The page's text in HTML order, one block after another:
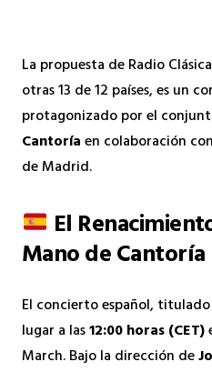
La propuesta de Radio
otras 13 de 12 países, es un
protagonizado por el
Cantoríaen colaboración
de Madrid.
El
Mano de Cantoría
El concierto español, titulado
lugar a las12:00 horas (CET)
March. Bajo la dirección de